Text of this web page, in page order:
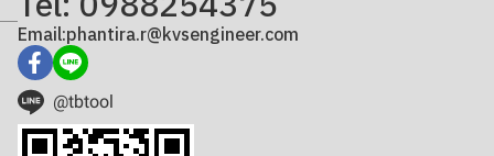
Email:phantira.r@kvsengineer.com
@tbtool